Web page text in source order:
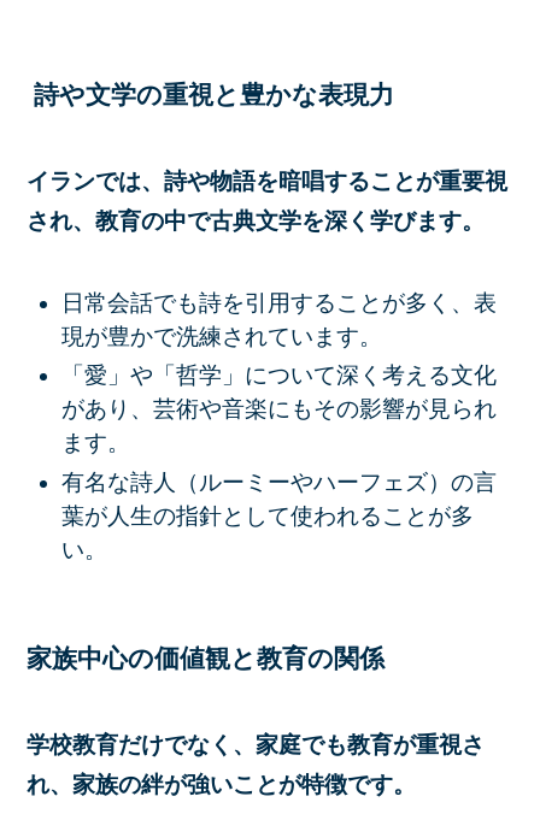
詩や文学の重視と豊かな表現力
イランでは、詩や物語を暗唱することが重要視
され、教育の中で古典文学を深く学びます。
日常会話でも詩を引用することが多く、表
現が豊かで洗練されています。
「愛」や「哲学」について深く考える文化
があり、芸術や音楽にもその影響が見られ
ます。
有名な詩人（ルーミーやハーフェズ）の言
葉が人生の指針として使われることが多
い。
家族中心の価値観と教育の関係
学校教育だけでなく、家庭でも教育が重視さ
れ、家族の絆が強いことが特徴です。